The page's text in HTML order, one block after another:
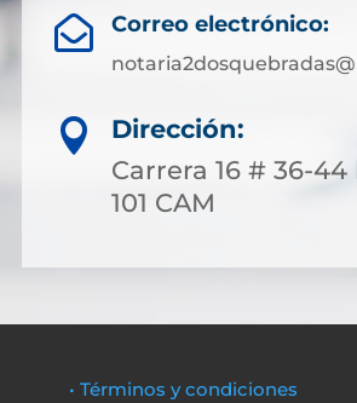
 Correo electrónico:

Dirección:
Carrera 16 # 36-44
101 CAM
• Términos y condiciones